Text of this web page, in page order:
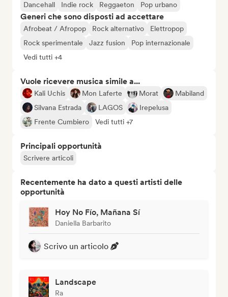
Dancehall
Indie rock Reggaeton Pop urbano
Generi che sono disposti ad accettare
Afrobeat / Afropop Rock alternativo
Elettropop
Rock sperimentale
Jazz fusion
Pop internazionale
Vedi tutti +4
Vuole ricevere musica simile a...
Kali Uchis Mon Laferte Morat
Mabiland
Silvana Estrada
LAGOS
Irepelusa
Frente Cumbiero
Vedi tutti +7
Principali opportunità
Scrivere articoli
Recentemente ha dato a questi artisti delle
opportunità
Hoy No Fío, Mañana Sí
Daniella Barbarito
Scrivo un articolo
Landscape
Ra